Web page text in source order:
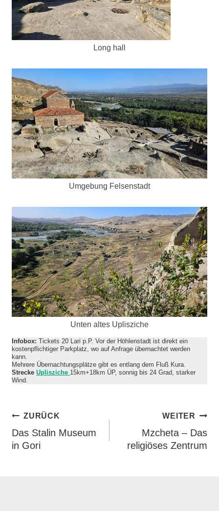
Long hall
Umgebung Felsenstadt
Unten altes Uplisziche
Infobox: Tickets 20 Lari p.P. Vor der Höhlenstadt ist direkt ein
kostenpflichtiger Parkplatz, wo auf Anfrage übernachtet werden
kann.
Mehrere Übernachtungsplätze gibt es entlang dem Fluß Kura.
Strecke Uplisziche 15km+18km ÜP, sonnig bis 24 Grad, starker
Wind.
Beitragsnavigation
ZURÜCK
Das Stalin Museum
in Gori
WEITER
Mzcheta – Das
religiöses Zentrum